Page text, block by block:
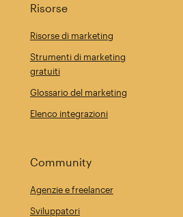
Risorse
Risorse di marketing
Strumenti di marketing
gratuiti
Glossario del marketing
Elenco integrazioni
Community
Agenzie e freelancer
Sviluppatori